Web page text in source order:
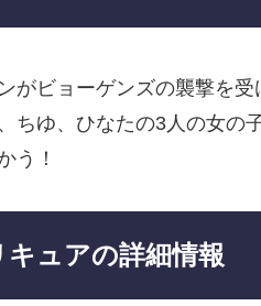
がビョーゲンズの襲撃を
ちゆ、ひなたの3人の女の
う！
ュアの詳細情報